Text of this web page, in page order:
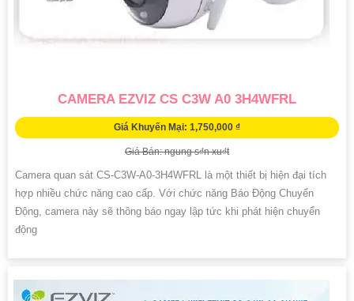
CAMERA EZVIZ CS C3W A0 3H4WFRL
Giá Khuyến Mại: 1,750,000 ₫
Giá Bán: ngung s₫n xu₫t
Camera quan sát CS-C3W-A0-3H4WFRL là một thiết bị hiện đại tích
hợp nhiều chức năng cao cấp. Với chức năng Báo Động Chuyển
Động, camera này sẽ thông báo ngay lập tức khi phát hiện chuyển
động